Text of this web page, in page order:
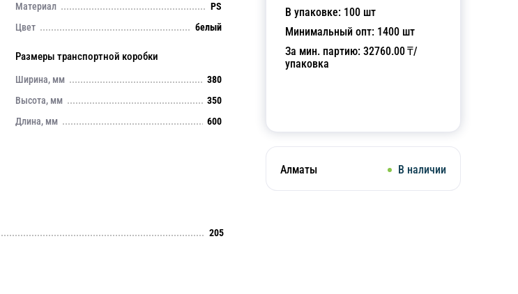
В упаковке: 100 шт
Минимальный опт: 1400 шт
За мин. партию: 32760.00₸/
упаковка
Алматы В наличии
Материал
PS
Цвет
белый
Размеры транспортной коробки
Ширина, мм
380
Высота, мм
350
Длина, мм
600
205